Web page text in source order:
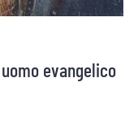
evangelico